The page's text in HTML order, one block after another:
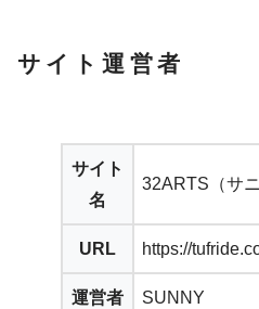
サイト運営者
サイト
名
32ARTS（サ
URL https://
運営者 SUNNY